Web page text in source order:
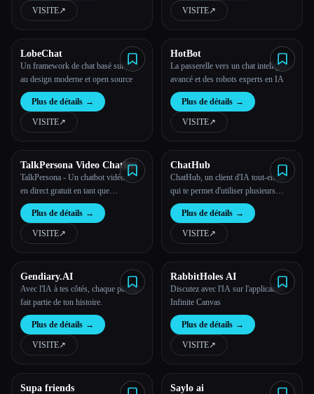
VISITE↗︎ VISITE↗︎
LobeChat
Un framework de chat basé sur l'IA
au design moderne et open source
Plus de détails →
VISITE↗︎
HotBot
La passerelle vers un chat intelligent
avancé et des robots experts en IA
Plus de détails →
VISITE↗︎
TalkPersona Video Chatbot
TalkPersona - Un chatbot vidéo IA
en direct gratuit en tant que
compagnon d'IA
Plus de détails →
VISITE↗︎
ChatHub
ChatHub, un client d'IA tout-en-un
qui te permet d'utiliser plusieurs
chatbots intelligents côte à côte
Plus de détails →
VISITE↗︎
Gendiary.AI
Avec l'IA à tes côtés, chaque partage
fait partie de ton histoire.
Plus de détails →
VISITE↗︎
RabbitHoles AI
Discutez avec l'IA sur l'application
Infinite Canvas
Plus de détails →
VISITE↗︎
Supa friends Saylo ai